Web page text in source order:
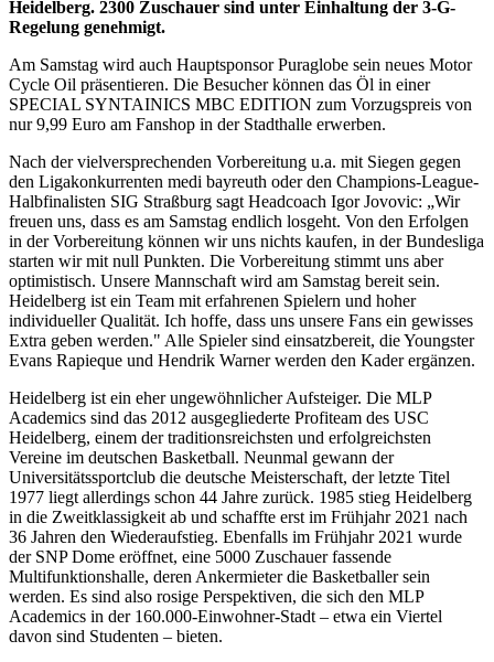
Heidelberg. 2300 Zuschauer sind unter Einhaltung der 3-G-
Regelung genehmigt.
Am Samstag wird auch Hauptsponsor Puraglobe sein neues Motor
Cycle Oil präsentieren. Die Besucher können das Öl in einer
SPECIAL SYNTAINICS MBC EDITION zum Vorzugspreis von
nur 9,99 Euro am Fanshop in der Stadthalle erwerben.
Nach der vielversprechenden Vorbereitung u.a. mit Siegen gegen
den Ligakonkurrenten medi bayreuth oder den Champions-League-
Halbfinalisten SIG Straßburg sagt Headcoach Igor Jovovic: „Wir
freuen uns, dass es am Samstag endlich losgeht. Von den Erfolgen
in der Vorbereitung können wir uns nichts kaufen, in der Bundesliga
starten wir mit null Punkten. Die Vorbereitung stimmt uns aber
optimistisch. Unsere Mannschaft wird am Samstag bereit sein.
Heidelberg ist ein Team mit erfahrenen Spielern und hoher
individueller Qualität. Ich hoffe, dass uns unsere Fans ein gewisses
Extra geben werden." Alle Spieler sind einsatzbereit, die Youngster
Evans Rapieque und Hendrik Warner werden den Kader ergänzen.
Heidelberg ist ein eher ungewöhnlicher Aufsteiger. Die MLP
Academics sind das 2012 ausgegliederte Profiteam des USC
Heidelberg, einem der traditionsreichsten und erfolgreichsten
Vereine im deutschen Basketball. Neunmal gewann der
Universitätssportclub die deutsche Meisterschaft, der letzte Titel
1977 liegt allerdings schon 44 Jahre zurück. 1985 stieg Heidelberg
in die Zweitklassigkeit ab und schaffte erst im Frühjahr 2021 nach
36 Jahren den Wiederaufstieg. Ebenfalls im Frühjahr 2021 wurde
der SNP Dome eröffnet, eine 5000 Zuschauer fassende
Multifunktionshalle, deren Ankermieter die Basketballer sein
werden. Es sind also rosige Perspektiven, die sich den MLP
Academics in der 160.000-Einwohner-Stadt – etwa ein Viertel
davon sind Studenten – bieten.